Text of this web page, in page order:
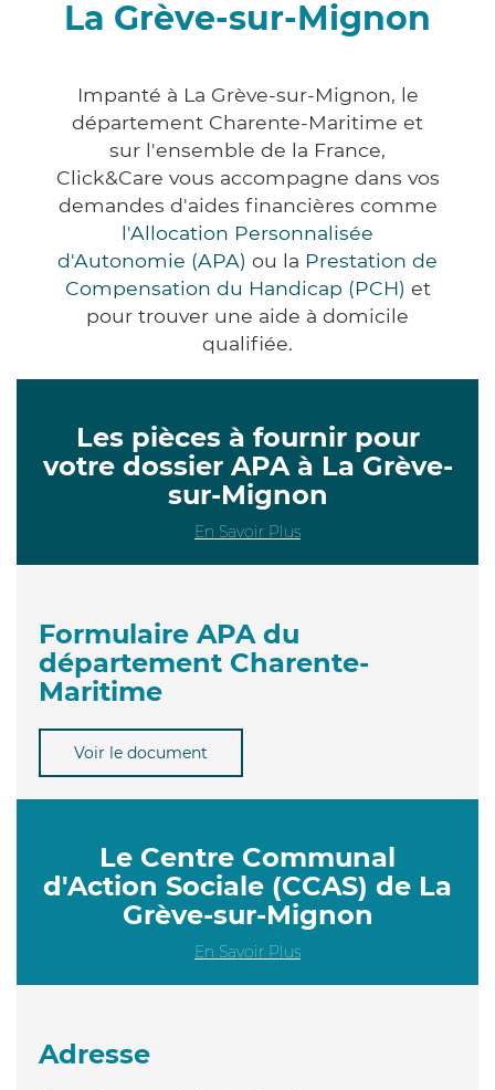
La Grève-sur-Mignon
Impanté à La Grève-sur-Mignon, le
département Charente-Maritime et
sur l'ensemble de la France,
Click&Care vous accompagne dans vos
demandes d'aides financières comme
l'Allocation Personnalisée
d'Autonomie (APA) ou la Prestation de
Compensation du Handicap (PCH) et
pour trouver une aide à domicile
qualifiée.
Les pièces à fournir pour
votre dossier APA à La Grève-
sur-Mignon
En Savoir Plus
Formulaire APA du
département Charente-
Maritime
Voir le document
Le Centre Communal
d'Action Sociale (CCAS) de La
Grève-sur-Mignon
En Savoir Plus
Adresse